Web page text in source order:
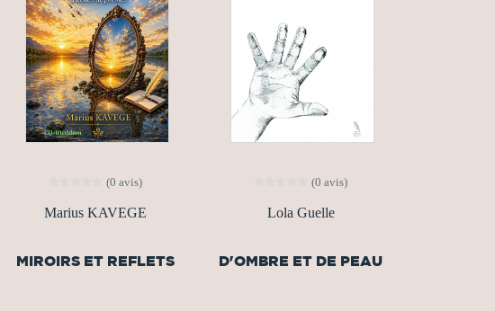
(0 avis)
Marius KAVEGE
MIROIRS ET REFLETS
(0 avis)
Lola Guelle
D'OMBRE ET DE PEAU